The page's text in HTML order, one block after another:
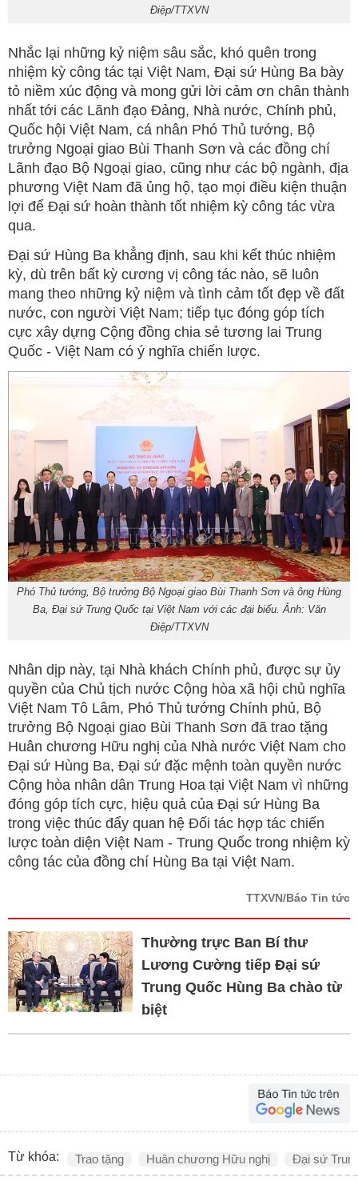
Điệp/TTXVN
Nhắc lại những kỷ niệm sâu sắc, khó quên trong
nhiệm kỳ công tác tại Việt Nam, Đại sứ Hùng Ba bày
tỏ niềm xúc động và mong gửi lời cảm ơn chân thành
nhất tới các Lãnh đạo Đảng, Nhà nước, Chính phủ,
Quốc hội Việt Nam, cá nhân Phó Thủ tướng, Bộ
trưởng Ngoại giao Bùi Thanh Sơn và các đồng chí
Lãnh đạo Bộ Ngoại giao, cũng như các bộ ngành, địa
phương Việt Nam đã ủng hộ, tạo mọi điều kiện thuận
lợi để Đại sứ hoàn thành tốt nhiệm kỳ công tác vừa
qua.
Đại sứ Hùng Ba khẳng định, sau khi kết thúc nhiệm
kỳ, dù trên bất kỳ cương vị công tác nào, sẽ luôn
mang theo những kỷ niệm và tình cảm tốt đẹp về đất
nước, con người Việt Nam; tiếp tục đóng góp tích
cực xây dựng Cộng đồng chia sẻ tương lai Trung
Quốc - Việt Nam có ý nghĩa chiến lược.
Phó Thủ tướng, Bộ trưởng Bộ Ngoại giao Bùi Thanh Sơn và ông Hùng
Ba, Đại sứ Trung Quốc tại Việt Nam với các đại biểu. Ảnh: Văn
Điệp/TTXVN
Nhân dịp này, tại Nhà khách Chính phủ, được sự ủy
quyền của Chủ tịch nước Cộng hòa xã hội chủ nghĩa
Việt Nam Tô Lâm, Phó Thủ tướng Chính phủ, Bộ
trưởng Bộ Ngoại giao Bùi Thanh Sơn đã trao tặng
Huân chương Hữu nghị của Nhà nước Việt Nam cho
Đại sứ Hùng Ba, Đại sứ đặc mệnh toàn quyền nước
Cộng hòa nhân dân Trung Hoa tại Việt Nam vì những
đóng góp tích cực, hiệu quả của Đại sứ Hùng Ba
trong việc thúc đẩy quan hệ Đối tác hợp tác chiến
lược toàn diện Việt Nam - Trung Quốc trong nhiệm kỳ
công tác của đồng chí Hùng Ba tại Việt Nam.
TTXVN/Báo Tin tức
Thường trực Ban Bí thư
Lương Cường tiếp Đại sứ
Trung Quốc Hùng Ba chào từ
biệt
Từ khóa: Trao tặng Huân chương Hữu nghị Đại sứ